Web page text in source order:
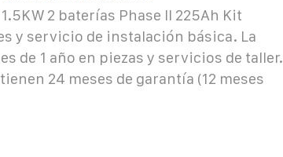
2 baterías Phase II 225Ah Kit
y servicio de instalación básica. La
de 1 año en piezas y servicios de taller.
24 meses de garantía (12 meses